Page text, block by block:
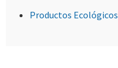
Productos Ecológicos